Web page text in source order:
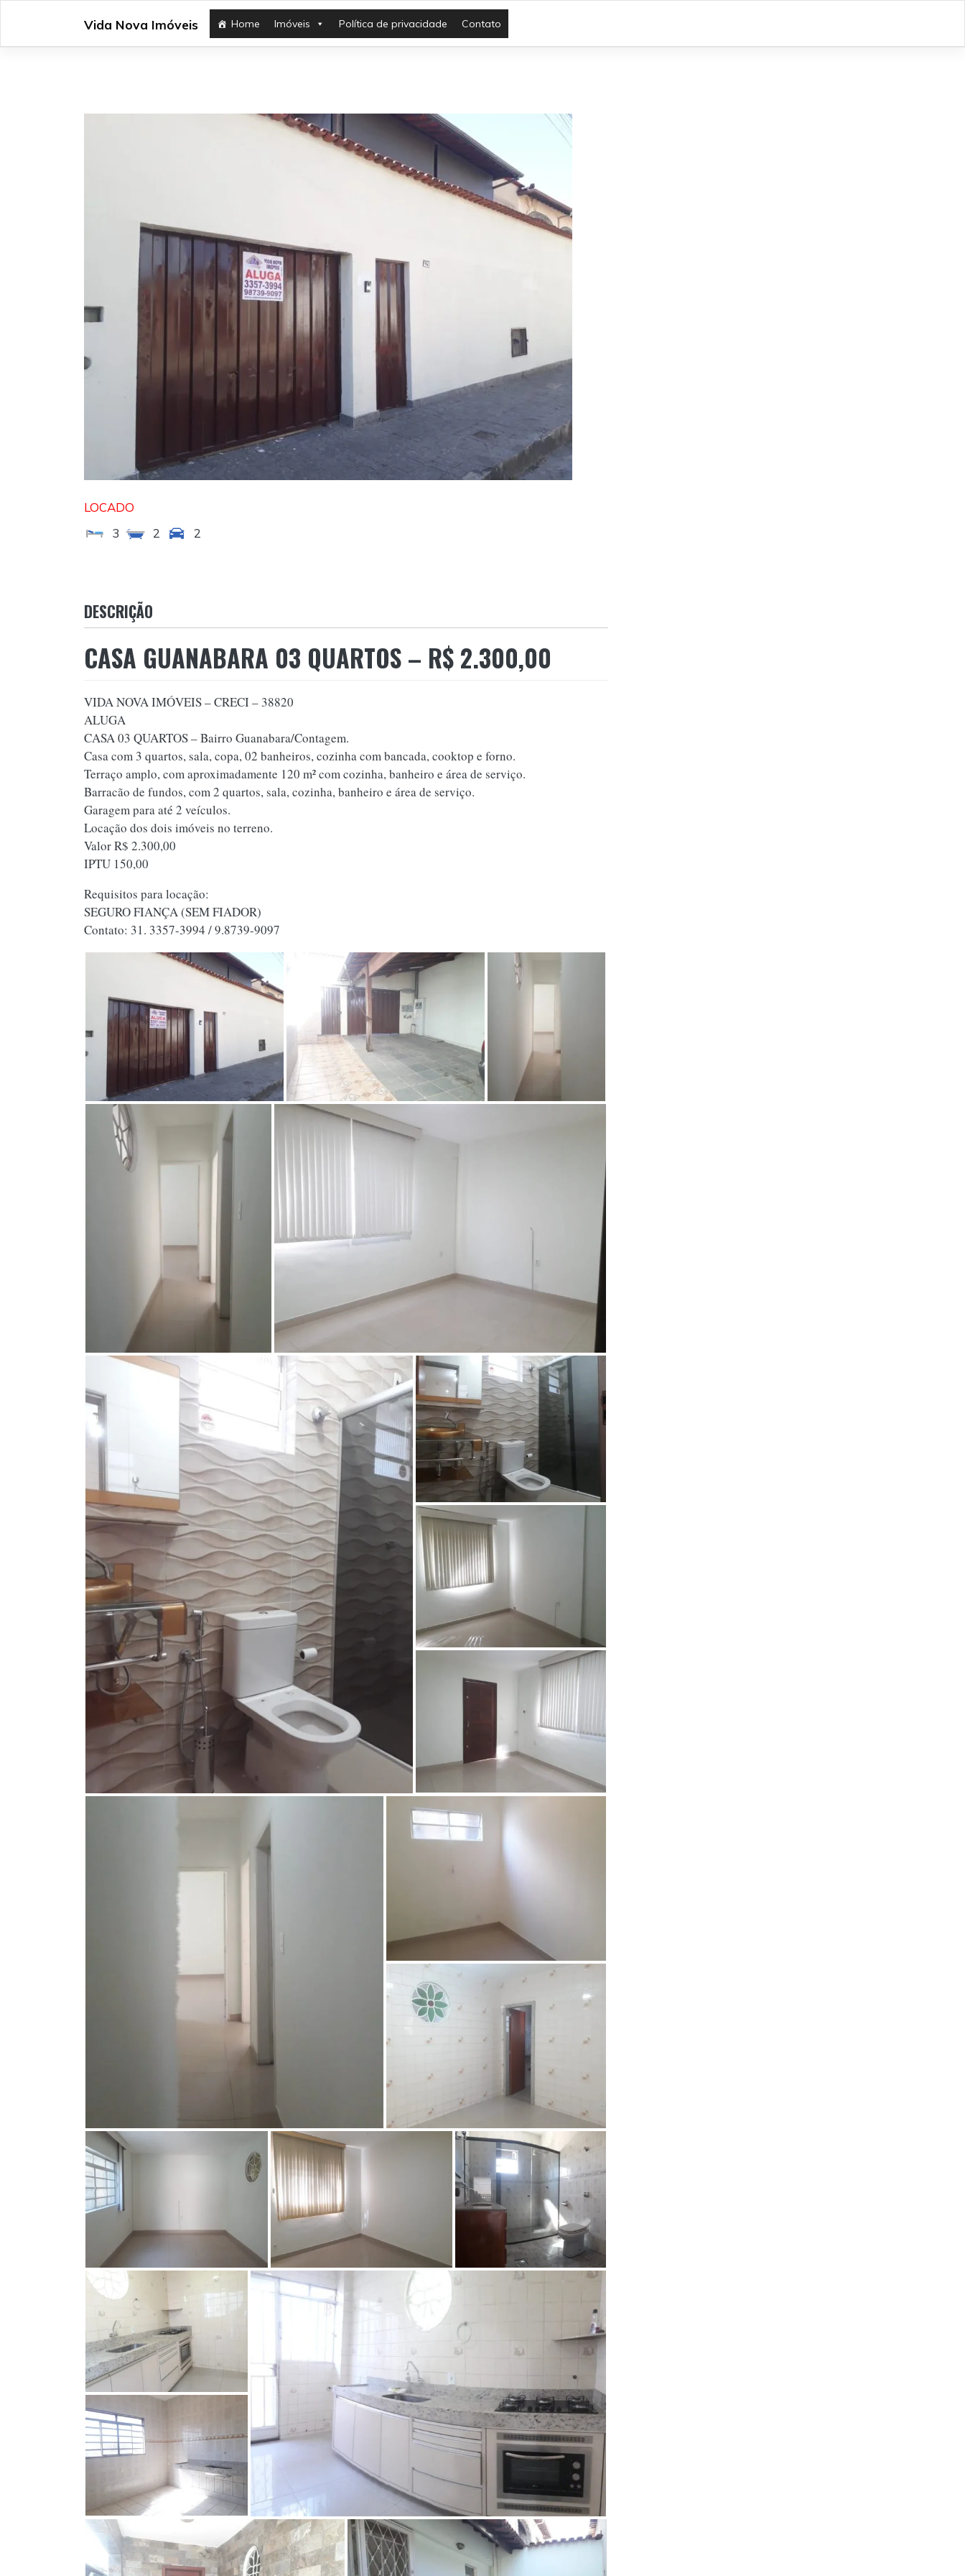
content
Vida Nova Imóveis Home Imóveis Política de privacidade Contato
LOCADO
3
2 2
DESCRIÇÃO
CASA GUANABARA 03 QUARTOS – R$ 2.300,00
VIDA NOVA IMÓVEIS – CRECI – 38820
ALUGA
CASA 03 QUARTOS – Bairro Guanabara/Contagem.
Casa com 3 quartos, sala, copa, 02 banheiros, cozinha com bancada, cooktop e forno.
Terraço amplo, com aproximadamente 120 m² com cozinha, banheiro e área de serviço.
Barracão de fundos, com 2 quartos, sala, cozinha, banheiro e área de serviço.
Garagem para até 2 veículos.
Locação dos dois imóveis no terreno.
Valor R$ 2.300,00
IPTU 150,00
Requisitos para locação:
SEGURO FIANÇA (SEM FIADOR)
Contato: 31. 3357-3994 / 9.8739-9097